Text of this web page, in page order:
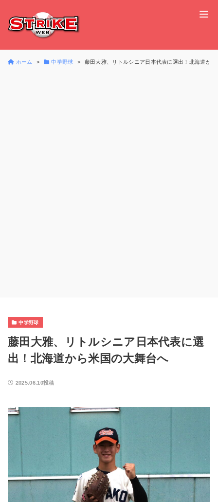
ホーム 中学野球 藤田大雅、リトルシニア日本代表に選出！北海道か
中学野球
藤田大雅、リトルシニア日本代表に選
出！北海道から米国の大舞台へ
2025.06.10投稿